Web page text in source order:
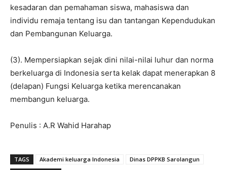
kesadaran dan pemahaman siswa, mahasiswa dan
individu remaja tentang isu dan tantangan Kependudukan
dan Pembangunan Keluarga.
(3). Mempersiapkan sejak dini nilai-nilai luhur dan norma
berkeluarga di Indonesia serta kelak dapat menerapkan 8
(delapan) Fungsi Keluarga ketika merencanakan
membangun keluarga.
Penulis : A.R Wahid Harahap
TAGS Akademi keluarga Indonesia Dinas DPPKB Sarolangun